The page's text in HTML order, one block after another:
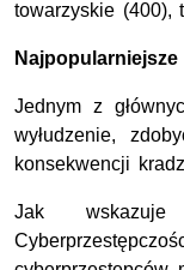
towarzyskie (400),
Jednym z
wyłudzenie,
konsekwencji
Jak